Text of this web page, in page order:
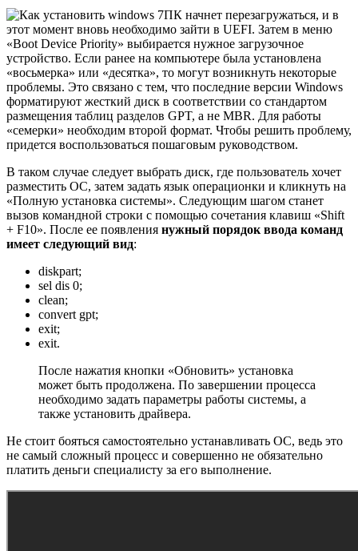
ПК начнет перезагружаться, и в
этот момент вновь необходимо зайти в UEFI. Затем в меню
«Boot Device Priority» выбирается нужное загрузочное
устройство. Если ранее на компьютере была установлена
«восьмерка» или «десятка», то могут возникнуть некоторые
проблемы. Это связано с тем, что последние версии Windows
форматируют жесткий диск в соответствии со стандартом
размещения таблиц разделов GPT, а не MBR. Для работы
«семерки» необходим второй формат. Чтобы решить проблему,
придется воспользоваться пошаговым руководством.
В таком случае следует выбрать диск, где пользователь хочет
разместить ОС, затем задать язык операционки и кликнуть на
«Полную установка системы». Следующим шагом станет
вызов командной строки с помощью сочетания клавиш «Shift
+ F10». После ее появления нужный порядок ввода команд
имеет следующий вид:
diskpart;
sel dis 0;
clean;
convert gpt;
exit;
exit.
После нажатия кнопки «Обновить» установка
может быть продолжена. По завершении процесса
необходимо задать параметры работы системы, а
также установить драйвера.
Не стоит бояться самостоятельно устанавливать ОС, ведь это
не самый сложный процесс и совершенно не обязательно
платить деньги специалисту за его выполнение.